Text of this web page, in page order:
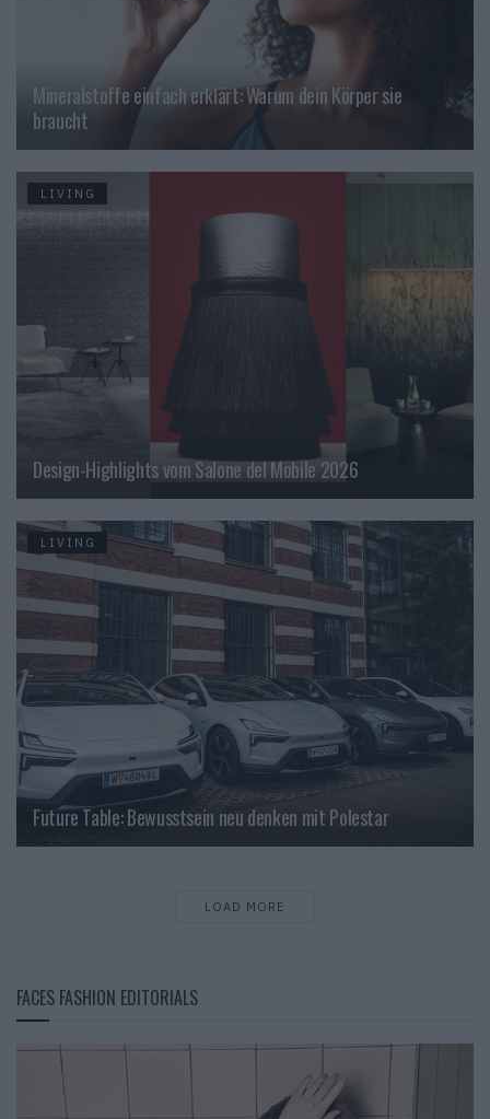
Mineralstoffe einfach erklärt: Warum dein Körper sie
braucht
LIVING
Design-Highlights vom Salone del Mobile 2026
LIVING
Future Table: Bewusstsein neu denken mit Polestar
LOAD MORE
FACES FASHION EDITORIALS